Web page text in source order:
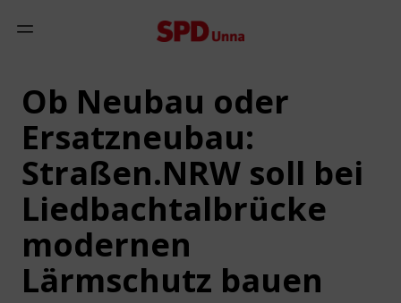
Mobiles Menü anzeigen
Ob Neubau oder
Ersatzneubau:
Straßen.NRW soll bei
Liedbachtalbrücke
modernen
Lärmschutz bauen